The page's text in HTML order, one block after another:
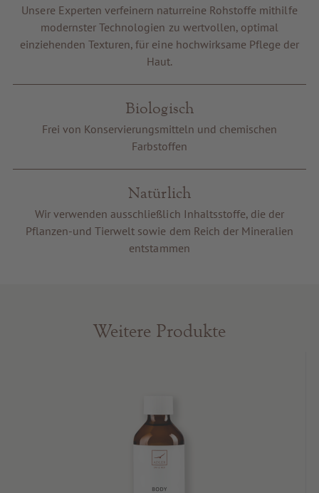
Gutscheine
Service & Info
Unsere Experten verfeinern naturreine Rohstoffe mithilfe
modernster Technologien zu wertvollen, optimal
einziehenden Texturen, für eine hochwirksame Pflege der
Haut.
Biologisch
Frei von Konservierungsmitteln und chemischen
Farbstoffen
Natürlich
Wir verwenden ausschließlich Inhaltsstoffe, die der
Pflanzen-und Tierwelt sowie dem Reich der Mineralien
entstammen
Weitere Produkte